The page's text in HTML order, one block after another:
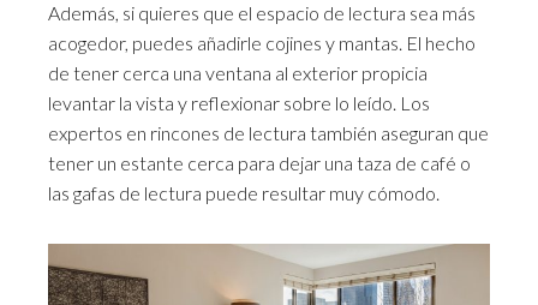
Además, si quieres que el espacio de lectura sea más
acogedor, puedes añadirle cojines y mantas. El hecho
de tener cerca una ventana al exterior propicia
levantar la vista y reflexionar sobre lo leído. Los
expertos en rincones de lectura también aseguran que
tener un estante cerca para dejar una taza de café o
las gafas de lectura puede resultar muy cómodo.